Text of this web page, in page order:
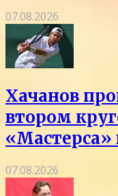
07.08.2026
Хачанов
втором
07.08.2026